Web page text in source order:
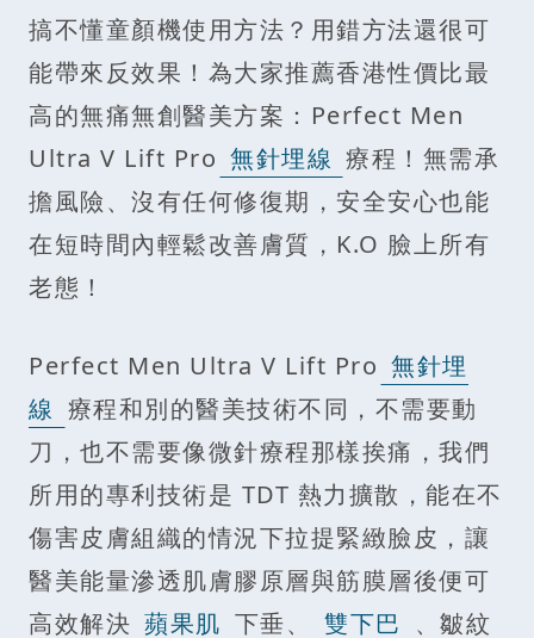
搞不懂童顏機使用方法？用錯方法還很可
能帶來反效果！為大家推薦香港性價比最
高的無痛無創醫美方案：Perfect Men
Ultra V Lift Pro 無針埋線 療程！無需承
擔風險、沒有任何修復期，安全安心也能
在短時間內輕鬆改善膚質，K.O 臉上所有
老態！
Perfect Men Ultra V Lift Pro 無針埋
線 療程和別的醫美技術不同，不需要動
刀，也不需要像微針療程那樣挨痛，我們
所用的專利技術是 TDT 熱力擴散，能在不
傷害皮膚組織的情況下拉提緊緻臉皮，讓
醫美能量滲透肌膚膠原層與筋膜層後便可
高效解決 蘋果肌 下垂、 雙下巴 、皺紋